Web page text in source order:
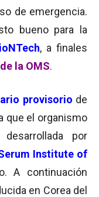
de emergencia.
bueno para la
, a finales
la OMS.
provisorio de
que el organismo
por
Institute of
A continuación
en Corea del